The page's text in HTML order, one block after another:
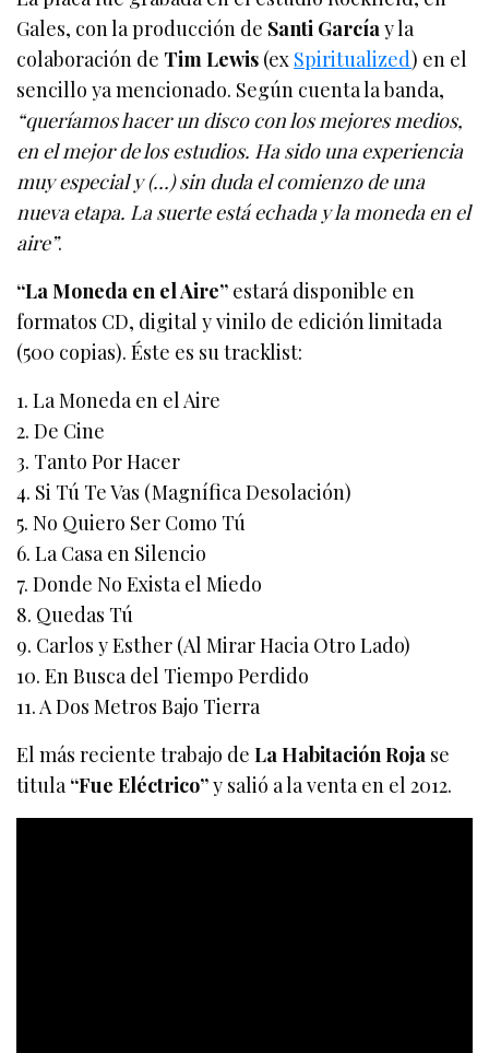
Gales, con la producción de Santi Garcíay la
colaboración de Tim Lewis (ex Spiritualized) en el
sencillo ya mencionado. Según cuenta la banda,
“queríamos hacer un disco con los mejores medios,
en el mejor de los estudios. Ha sido una experiencia
muy especial y (…) sin duda el comienzo de una
nueva etapa. La suerte está echada y la moneda en el
aire”.
“La Moneda en el Aire” estará disponible en
formatos CD, digital y vinilo de edición limitada
(500 copias). Éste es su tracklist:
1. La Moneda en el Aire
2. De Cine
3. Tanto Por Hacer
4. Si Tú Te Vas (Magnífica Desolación)
5. No Quiero Ser Como Tú
6. La Casa en Silencio
7. Donde No Exista el Miedo
8. Quedas Tú
9. Carlos y Esther (Al Mirar Hacia Otro Lado)
10. En Busca del Tiempo Perdido
11. A Dos Metros Bajo Tierra
El más reciente trabajo deLa Habitación Roja se
titula“Fue Eléctrico”y salió a la venta en el 2012.